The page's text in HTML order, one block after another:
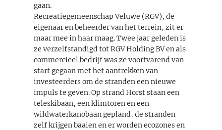
gaan.
Recreatiegemeenschap Veluwe (RGV), de
eigenaar en beheerder van het terrein, zit er
maar mee in haar maag. Twee jaar geleden is
ze verzelfstandigd tot RGV Holding BV en als
commercieel bedrijf was ze voortvarend van
start gegaan met het aantrekken van
investeerders om de stranden een nieuwe
impuls te geven. Op strand Horst staan een
teleskibaan, een klimtoren en een
wildwaterkanobaan gepland, de stranden
zelf krijgen baaien en er worden ecozones en